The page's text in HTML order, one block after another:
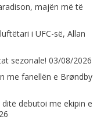
majën më të
i UFC-së, Allan
sezonale! 03/08/2026
me fanellën e Brøndby
debutoi me ekipin e